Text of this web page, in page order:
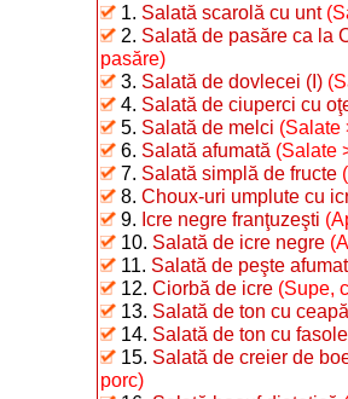
1. Salată scarolă cu unt
2. Salată de pasăre ca la
pasăre)
3. Salată de dovlecei (I)
4. Salată de ciuperci cu
5. Salată de melci (Salate
6. Salată afumată (Salate
7. Salată simplă de fructe
8. Choux-uri umplute cu
9. Icre negre franţuzeşti
10. Salată de icre negre
11. Salată de peşte
12. Ciorbă de icre (Supe,
13. Salată de ton cu ceapă
14. Salată de ton cu
15. Salată de creier de
porc)